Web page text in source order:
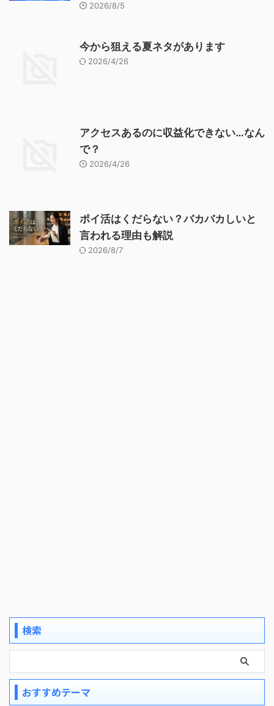
2026/8/5
今から狙える夏ネタがあります
2026/4/26
アクセスあるのに収益化できない…なん
で？
2026/4/26
ポイ活はくだらない？バカバカしいと
言われる理由も解説
2026/8/7
検索
おすすめテーマ